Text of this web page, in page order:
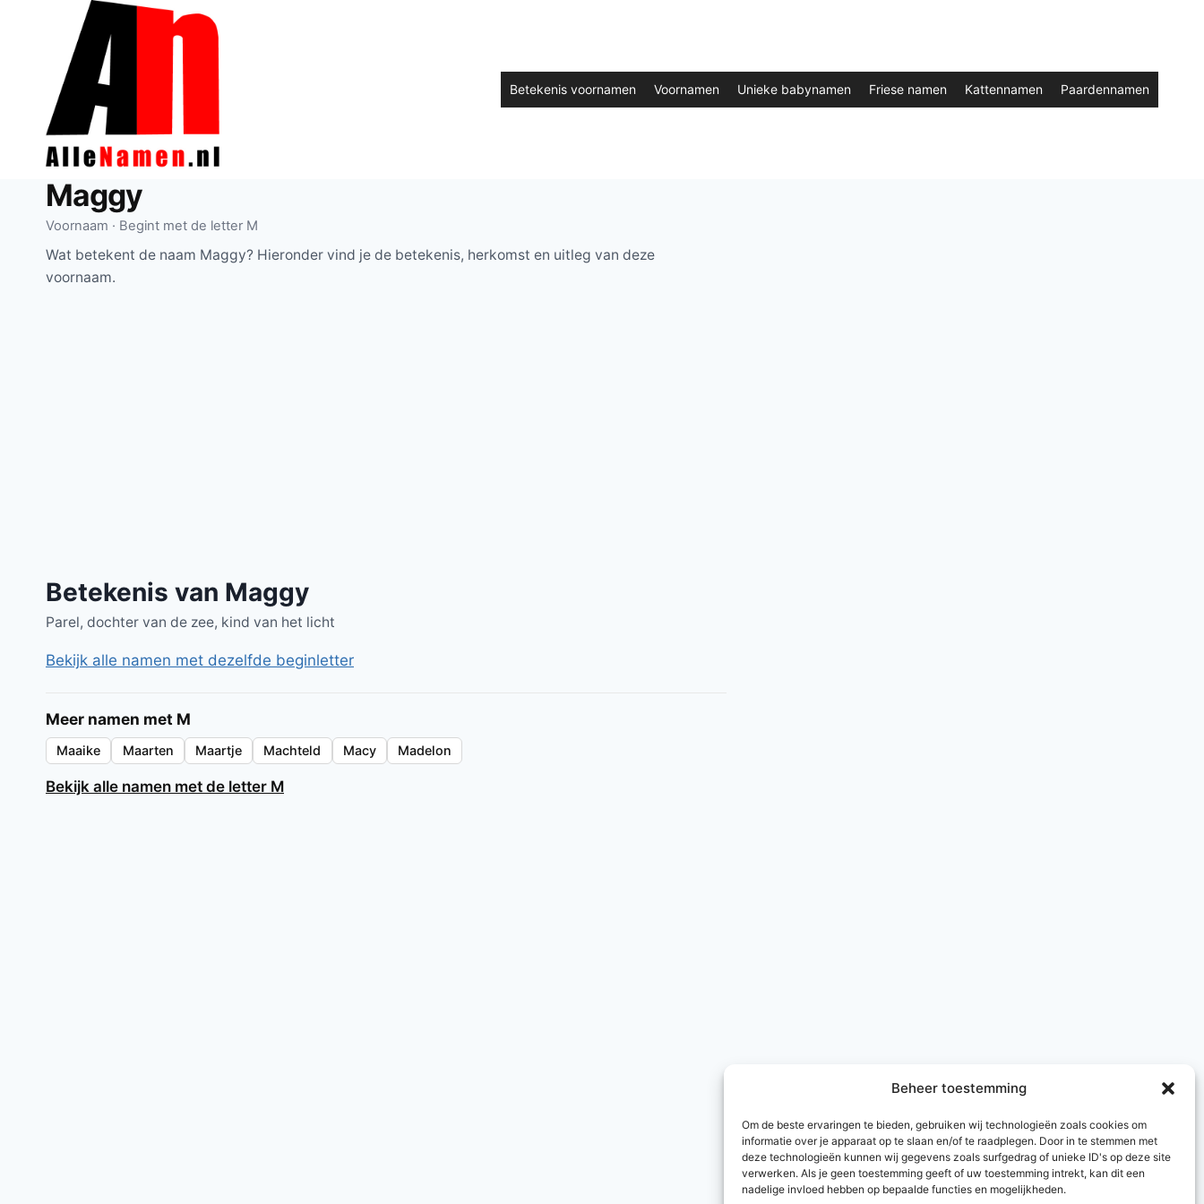
Beheer toestemming
Om de beste ervaringen te bieden, gebruiken wij technologieën zoals cookies om
informatie over je apparaat op te slaan en/of te raadplegen. Door in te stemmen met
deze technologieën kunnen wij gegevens zoals surfgedrag of unieke ID's op deze site
verwerken. Als je geen toestemming geeft of uw toestemming intrekt, kan dit een
nadelige invloed hebben op bepaalde functies en mogelijkheden.
Betekenis voornamen Voornamen Unieke babynamen Friese namen Kattennamen Paardennamen
Maggy
Voornaam · Begint met de letter M
Wat betekent de naam Maggy? Hieronder vind je de betekenis, herkomst en uitleg van deze
voornaam.
Betekenis van Maggy
Parel, dochter van de zee, kind van het licht
Bekijk alle namen met dezelfde beginletter
Meer namen met M
Maaike Maarten Maartje Machteld Macy Madelon
Bekijk alle namen met de letter M